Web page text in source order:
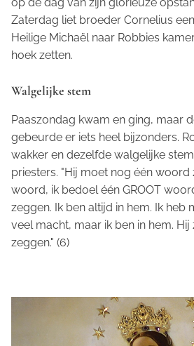
Zaterdag liet broeder Cornelius
Heilige Michaël naar Robbies
hoek zetten.
Walgelijke stem
Paaszondag kwam en ging, maar
gebeurde er iets heel bijzonders.
wakker en dezelfde walgelijke
priesters. "Hij moet nog één woord
woord, ik bedoel één GROOT
zeggen. Ik ben altijd in hem. Ik heb
veel macht, maar ik ben in hem.
zeggen." (6)